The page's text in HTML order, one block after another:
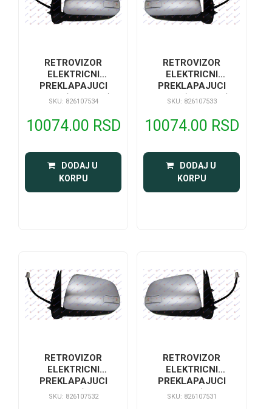
RETROVIZOR
ELEKTRICNI
PREKLAPAJUCI
HROM (SA SVET)
SKU: 826107534
10074.00 RSD
DODAJ U
KORPU
RETROVIZOR
ELEKTRICNI
PREKLAPAJUCI
HROM (SA SVET)
SKU: 826107533
10074.00 RSD
DODAJ U
KORPU
RETROVIZOR
ELEKTRICNI
PREKLAPAJUCI
HROM (SA
SKU: 826107532
RETROVIZOR
ELEKTRICNI
PREKLAPAJUCI
HROM (SA
SKU: 826107531